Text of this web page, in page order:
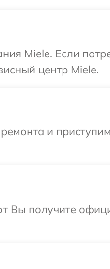
Miele. Если
центр Miele.
и
Вы получите